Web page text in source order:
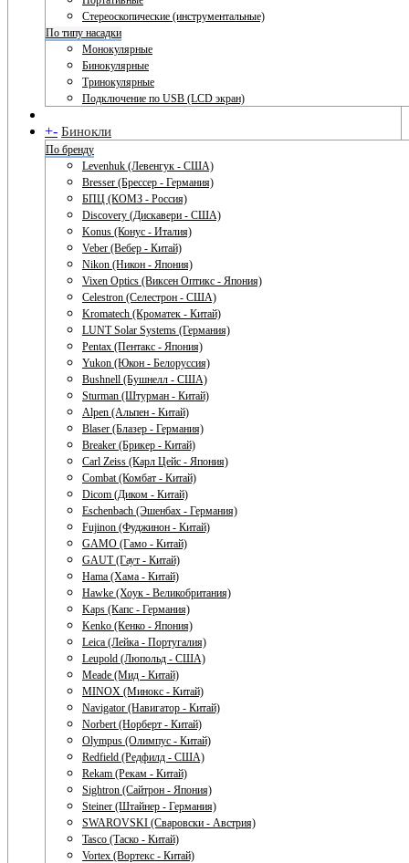
Стереоскопические (инструментальные)
По типу насадки
Монокулярные
Бинокулярные
Тринокулярные
Подключение по USB (LCD экран)
+- Бинокли
По бренду
Levenhuk (Левенгук - США)
Bresser (Брессер - Германия)
БПЦ (КОМЗ - Россия)
Discovery (Дискавери - США)
Konus (Конус - Италия)
Veber (Вебер - Китай)
Nikon (Никон - Япония)
Vixen Optics (Виксен Оптикс - Япония)
Celestron (Селестрон - США)
Kromatech (Кроматек - Китай)
LUNT Solar Systems (Германия)
Pentax (Пентакс - Япония)
Yukon (Юкон - Белоруссия)
Bushnell (Бушнелл - США)
Sturman (Штурман - Китай)
Alpen (Альпен - Китай)
Blaser (Блазер - Германия)
Breaker (Брикер - Китай)
Carl Zeiss (Карл Цейс - Япония)
Combat (Комбат - Китай)
Dicom (Диком - Китай)
Eschenbach (Эшенбах - Германия)
Fujinon (Фуджинон - Китай)
GAMO (Гамо - Китай)
GAUT (Гаут - Китай)
Hama (Хама - Китай)
Hawke (Хоук - Великобритания)
Kaps (Капс - Германия)
Kenko (Кенко - Япония)
Leica (Лейка - Португалия)
Leupold (Люпольд - США)
Meade (Мид - Китай)
MINOX (Минокс - Китай)
Navigator (Навигатор - Китай)
Norbert (Норберт - Китай)
Olympus (Олимпус - Китай)
Redfield (Редфилд - США)
Rekam (Рекам - Китай)
Sightron (Сайтрон - Япония)
Steiner (Штайнер - Германия)
SWAROVSKI (Сваровски - Австрия)
Tasco (Таско - Китай)
Vortex (Вортекс - Китай)